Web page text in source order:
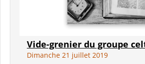
Vide-grenier du groupe
Dimanche 21 juillet 2019